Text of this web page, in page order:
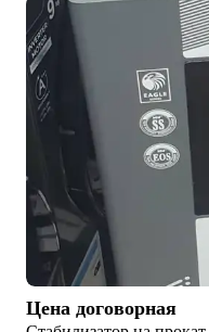
Цена договорная